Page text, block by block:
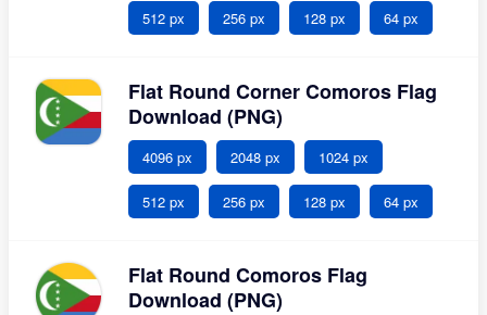
512 px 256 px 128 px 64 px
Flat Round Corner Comoros Flag
Download (PNG)
4096 px 2048 px 1024 px
512 px 256 px 128 px 64 px
Flat Round Comoros Flag
Download (PNG)